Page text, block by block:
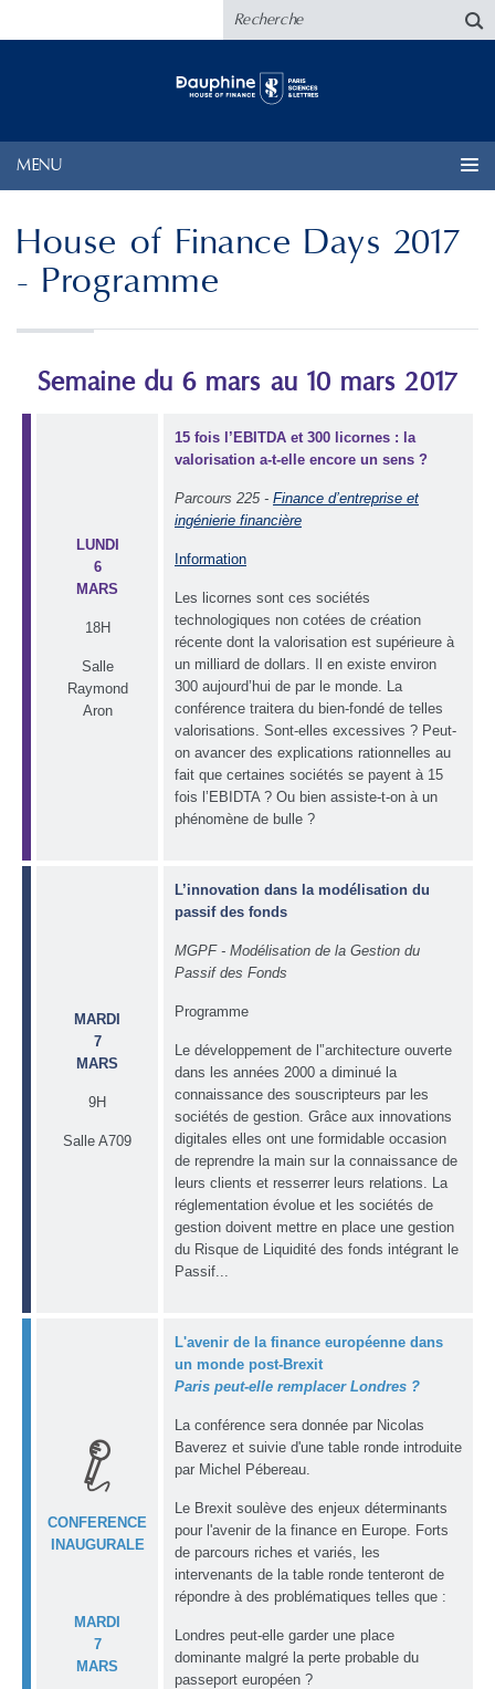
MENU
House of Finance Days 2017
- Programme
Semaine du 6 mars au 10 mars 2017
LUNDI
6
MARS
18H
Salle
Raymond
Aron
15 fois l’EBITDA et 300 licornes : la
valorisation a-t-elle encore un sens ?
Parcours 225 - Finance d’entreprise et
ingénierie financière
Information
Les licornes sont ces sociétés
technologiques non cotées de création
récente dont la valorisation est supérieure à
un milliard de dollars. Il en existe environ
300 aujourd’hui de par le monde. La
conférence traitera du bien-fondé de telles
valorisations. Sont-elles excessives ? Peut-
on avancer des explications rationnelles au
fait que certaines sociétés se payent à 15
fois l’EBIDTA ? Ou bien assiste-t-on à un
phénomène de bulle ?
MARDI
7
MARS
9H
Salle A709
L’innovation dans la modélisation du
passif des fonds
MGPF - Modélisation de la Gestion du
Passif des Fonds
Programme
Le développement de l'’architecture ouverte
dans les années 2000 a diminué la
connaissance des souscripteurs par les
sociétés de gestion. Grâce aux innovations
digitales elles ont une formidable occasion
de reprendre la main sur la connaissance de
leurs clients et resserrer leurs relations. La
réglementation évolue et les sociétés de
gestion doivent mettre en place une gestion
du Risque de Liquidité des fonds intégrant le
Passif...
CONFERENCE
INAUGURALE
MARDI
7
MARS
L'avenir de la finance européenne dans
un monde post-Brexit
Paris peut-elle remplacer Londres ?
La conférence sera donnée par Nicolas
Baverez et suivie d'une table ronde introduite
par Michel Pébereau.
Le Brexit soulève des enjeux déterminants
pour l'avenir de la finance en Europe. Forts
de parcours riches et variés, les
intervenants de la table ronde tenteront de
répondre à des problématiques telles que :
Londres peut-elle garder une place
dominante malgré la perte probable du
passeport européen ?